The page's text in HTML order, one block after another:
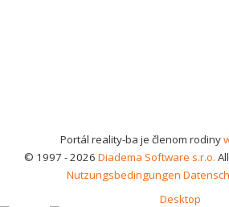
Portál reality-ba je členom rodiny
© 1997 - 2026 Diadema Software s.r.o.
Nutzungsbedingungen
Desktop